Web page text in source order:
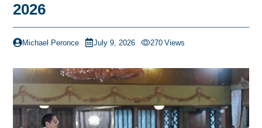
2026
Michael Peronce July 9, 2026 270 Views